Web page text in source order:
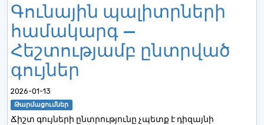
Գունային պալիտրների
համակարգ —
Հեշտությամբ ընտրված
գույներ
2026-01-13
Թարմացումներ
Ճիշտ գույների ընտրությունը չպետք է դիզայնի